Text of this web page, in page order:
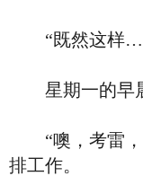
“既然这样……
星期一的早晨
“噢，考雷，
排工作。